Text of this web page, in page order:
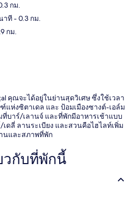
กม.
าที- 0.3 กม.
กม.
คุณจะได้อยู่ในย่านสุดวิเศษ ซึ่งใช้เวลา
แห่งซิตาเดล และ ป้อมเมืองซางต์-เอล์ม
บาร์/เลานจ์ และที่พักมีอาหารเช้าแบบ
ดลี่ ลานระเบียง และสวนคือไฮไลท์เพิ่ม
นและสภาพที่พัก
วกับที่พักนี้